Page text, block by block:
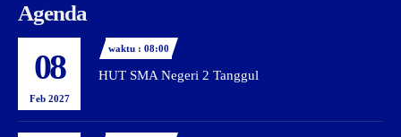
Agenda
08
Feb 2027
waktu : 08:00
HUT SMA Negeri 2 Tanggul